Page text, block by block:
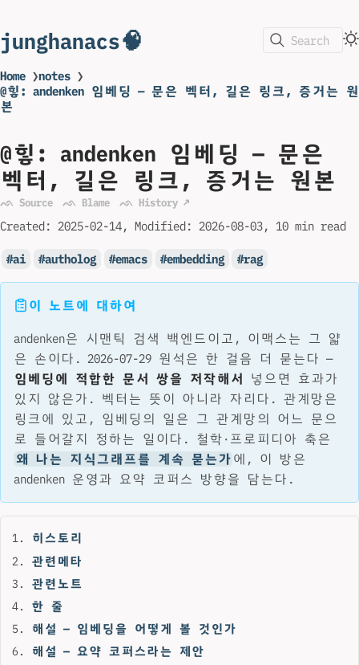
junghanacs🧠 Search
Home ❯notes ❯
@힣: andenken 임베딩 — 문은 벡터, 길은 링크, 증거는 원
본
@힣: andenken 임베딩 — 문은
벡터, 길은 링크, 증거는 원본
ᨒ Source ᨒ Blame ᨒ History ↗
Created: 2025-02-14 Modified: 2026-08-03 10 min read
ai autholog emacs embedding rag
이 노트에 대하여
andenken은 시맨틱 검색 백엔드이고, 이맥스는 그 얇
은 손이다. 2026-07-29 원석은 한 걸음 더 묻는다 —
임베딩에 적합한 문서 쌍을 저작해서
넣으면 효과가
있지 않은가. 벡터는 뜻이 아니라 자리다. 관계망은
링크에 있고, 임베딩의 일은 그 관계망의 어느 문으
로 들어갈지 정하는 일이다. 철학·프로피디아 축은
왜 나는 지식그래프를 계속 묻는가 에, 이 방은
andenken 운영과 요약 코퍼스 방향을 담는다.
히스토리
관련메타
관련노트
한 줄
해설 — 임베딩을 어떻게 볼 것인가
해설 — 요약 코퍼스라는 제안